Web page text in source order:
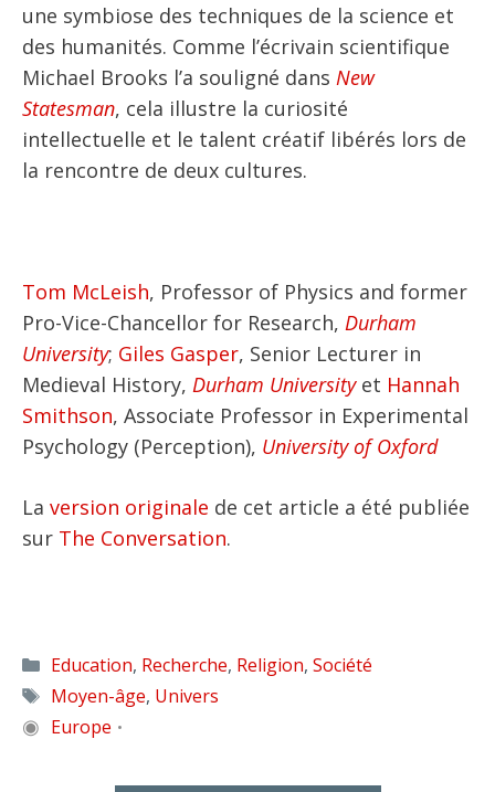
une symbiose des techniques de la science et
des humanités. Comme l’écrivain scientifique
Michael Brooks l’a souligné dans New
Statesman, cela illustre la curiosité
intellectuelle et le talent créatif libérés lors de
la rencontre de deux cultures.
Tom McLeish, Professor of Physics and former
Pro-Vice-Chancellor for Research, Durham
University; Giles Gasper, Senior Lecturer in
Medieval History, Durham Universityet Hannah
Smithson, Associate Professor in Experimental
Psychology (Perception), University of Oxford
La version originale de cet article a été publiée
sur The Conversation.
Catégories
Education, Recherche, Religion, Société
Étiquettes
Moyen-âge, Univers
◉ Europe •